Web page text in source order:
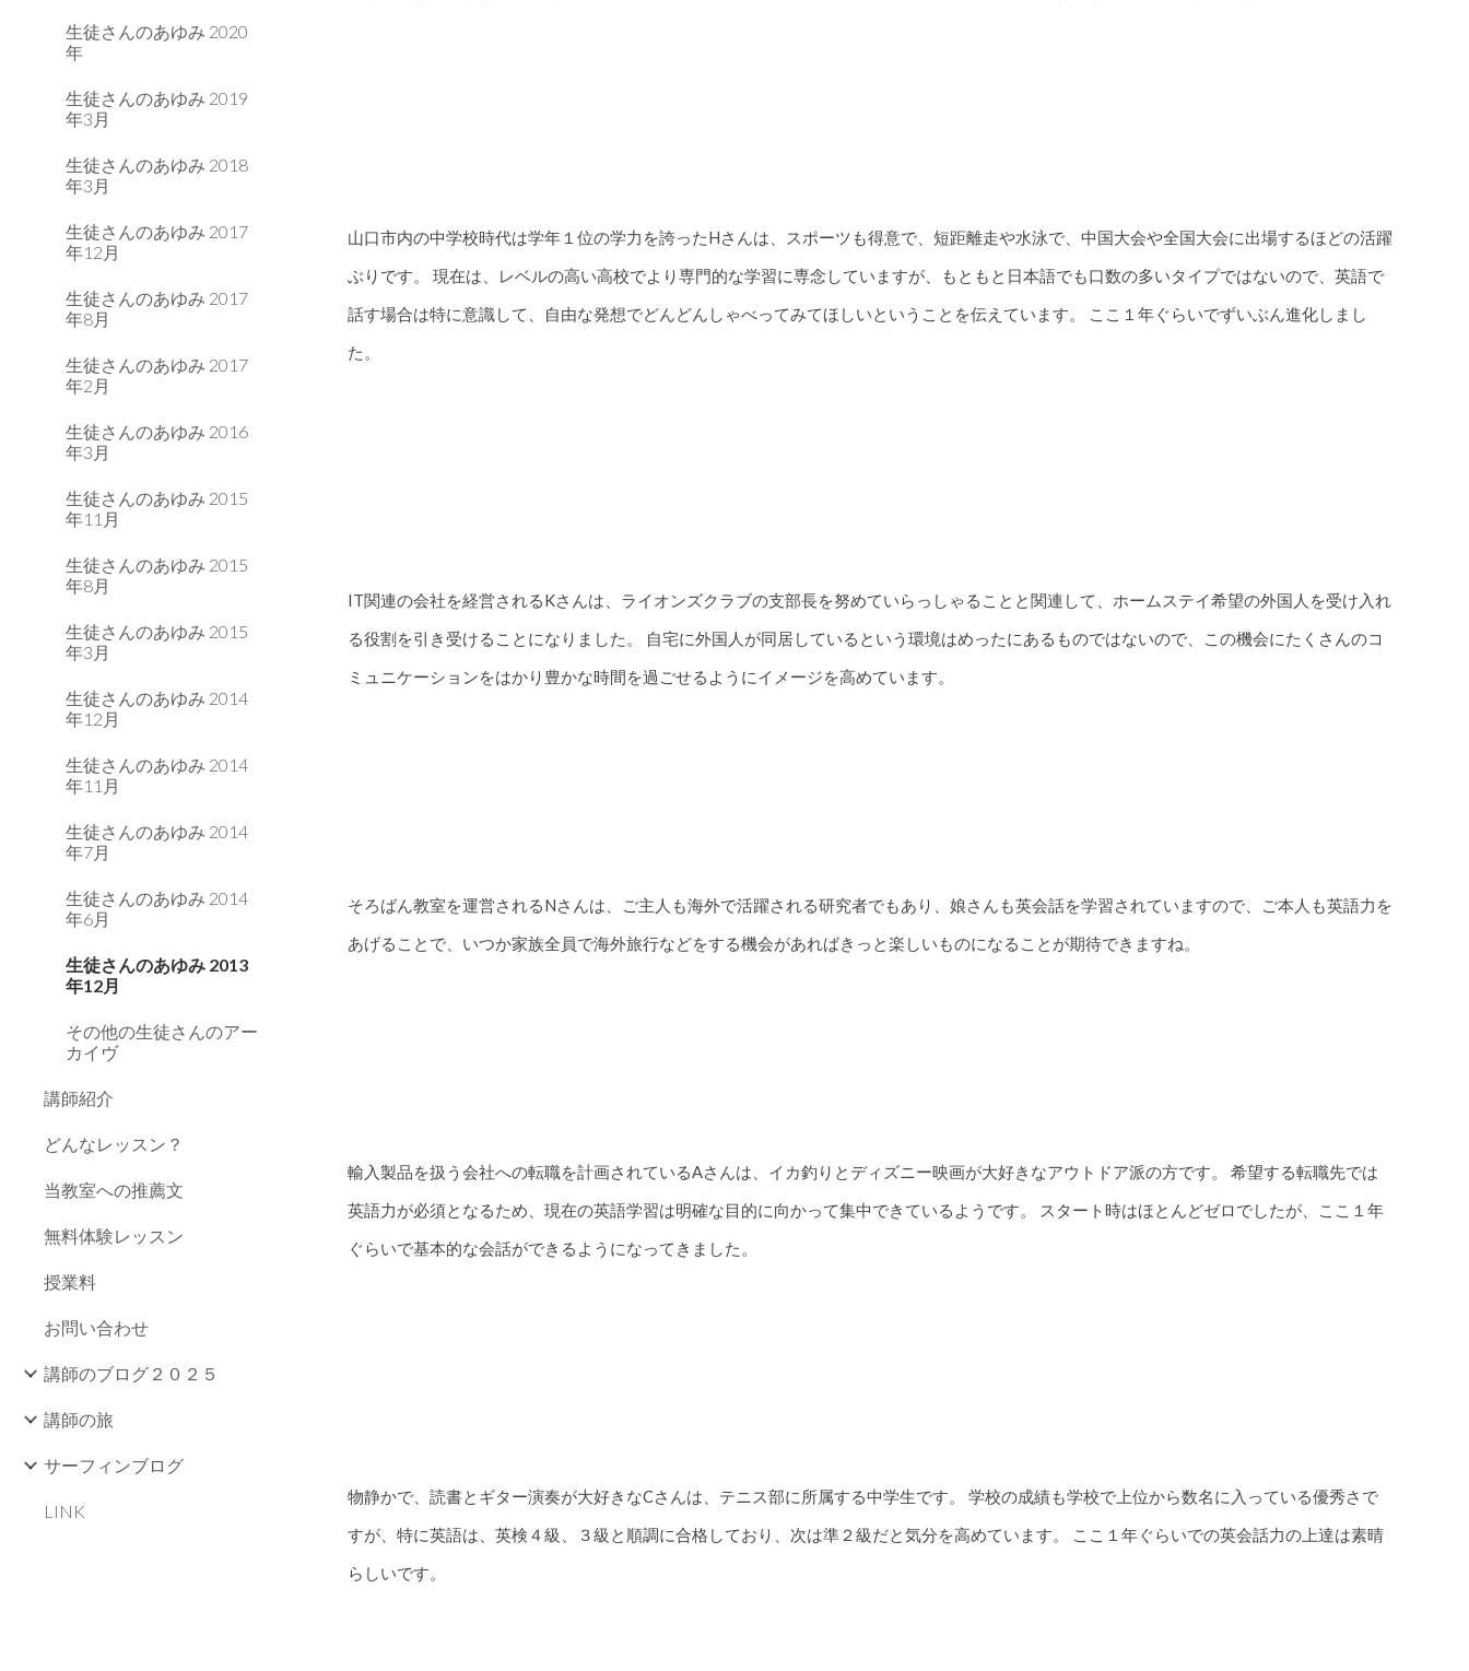
生徒さんのあゆみ 2020
年
生徒さんのあゆみ 2019
年3月
生徒さんのあゆみ 2018
年3月
生徒さんのあゆみ 2017
年12月
生徒さんのあゆみ 2017
年8月
生徒さんのあゆみ 2017
年2月
生徒さんのあゆみ 2016
年3月
生徒さんのあゆみ 2015
年11月
生徒さんのあゆみ 2015
年8月
生徒さんのあゆみ 2015
年3月
生徒さんのあゆみ 2014
年12月
生徒さんのあゆみ 2014
年11月
生徒さんのあゆみ 2014
年7月
生徒さんのあゆみ 2014
年6月
生徒さんのあゆみ 2013
年12月
その他の生徒さんのアー
カイヴ
講師紹介
どんなレッスン？
当教室への推薦文
無料体験レッスン
授業料
お問い合わせ
講師のブログ２０２５
講師の旅
サーフィンブログ
LINK
山口市内の中学校時代は学年１位の学力を誇ったHさんは、スポーツも得意で、短距離走や水泳で、中国大会や全国大会に出場するほどの活躍
ぶりです。 現在は、レベルの高い高校でより専門的な学習に専念していますが、もともと日本語でも口数の多いタイプではないので、英語で
話す場合は特に意識して、自由な発想でどんどんしゃべってみてほしいということを伝えています。 ここ１年ぐらいでずいぶん進化しまし
た。
IT関連の会社を経営されるKさんは、ライオンズクラブの支部長を努めていらっしゃることと関連して、ホームステイ希望の外国人を受け入れ
る役割を引き受けることになりました。 自宅に外国人が同居しているという環境はめったにあるものではないので、この機会にたくさんのコ
ミュニケーションをはかり豊かな時間を過ごせるようにイメージを高めています。
そろばん教室を運営されるNさんは、ご主人も海外で活躍される研究者でもあり、娘さんも英会話を学習されていますので、ご本人も英語力を
あげることで、いつか家族全員で海外旅行などをする機会があればきっと楽しいものになることが期待できますね。
輸入製品を扱う会社への転職を計画されているAさんは、イカ釣りとディズニー映画が大好きなアウトドア派の方です。 希望する転職先では
英語力が必須となるため、現在の英語学習は明確な目的に向かって集中できているようです。 スタート時はほとんどゼロでしたが、ここ１年
ぐらいで基本的な会話ができるようになってきました。
物静かで、読書とギター演奏が大好きなCさんは、テニス部に所属する中学生です。 学校の成績も学校で上位から数名に入っている優秀さで
すが、特に英語は、英検４級、３級と順調に合格しており、次は準２級だと気分を高めています。 ここ１年ぐらいでの英会話力の上達は素晴
らしいです。